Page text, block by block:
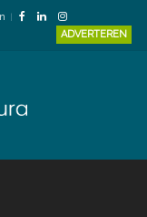
ADVERTEREN